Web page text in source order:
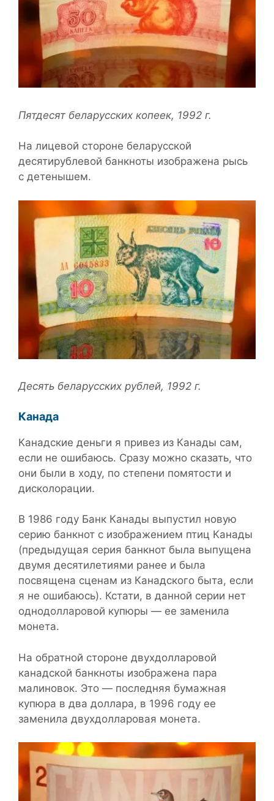
Пятдесят беларусских копеек, 1992 г.
На лицевой стороне беларусской
десятирублевой банкноты изображена рысь
с детенышем.
Десять беларусских рублей, 1992 г.
Канада
Канадские деньги я привез из Канады сам,
если не ошибаюсь. Сразу можно сказать, что
они были в ходу, по степени помятости и
дисколорации.
В 1986 году Банк Канады выпустил новую
серию банкнот с изображением птиц Канады
(предыдущая серия банкнот была выпущена
двумя десятилетиями ранее и была
посвящена сценам из Канадского быта, если
я не ошибаюсь). Кстати, в данной серии нет
однодолларовой купюры — ее заменила
монета.
На обратной стороне двухдолларовой
канадской банкноты изображена пара
малиновок. Это — последняя бумажная
купюра в два доллара, в 1996 году ее
заменила двухдолларовая монета.